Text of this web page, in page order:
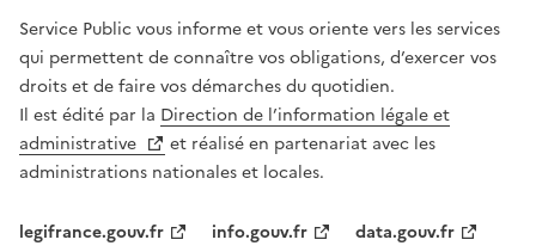
Service Public vous informe et vous oriente vers les services
qui permettent de connaître vos obligations, d’exercer vos
droits et de faire vos démarches du quotidien.
Il est édité par la Direction de l’information légale et
administrative
et réalisé en partenariat avec les
administrations nationales et locales.
legifrance.gouv.fr info.gouv.fr data.gouv.fr